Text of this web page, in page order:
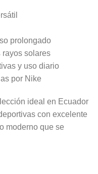
prolongado
solares
y uso diario
por Nike
ideal en Ecuador
con excelente
moderno que se